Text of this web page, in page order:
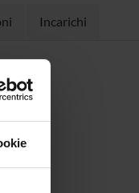
Incarichi